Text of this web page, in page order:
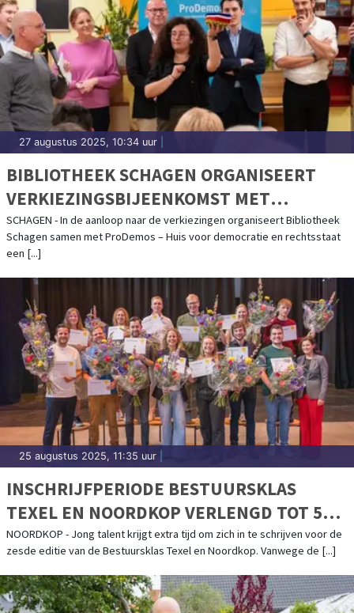
27 augustus 2025, 10:34 uur
BIBLIOTHEEK SCHAGEN ORGANISEERT
VERKIEZINGSBIJEENKOMST MET
PRODEMOS IN DE WEEK VAN LEZEN &
SCHRIJVEN
SCHAGEN - In de aanloop naar de verkiezingen organiseert Bibliotheek
Schagen samen met ProDemos – Huis voor democratie en rechtsstaat
een [...]
25 augustus 2025, 11:35 uur
INSCHRIJFPERIODE BESTUURSKLAS
TEXEL EN NOORDKOP VERLENGD TOT 5
SEPTEMBER
NOORDKOP - Jong talent krijgt extra tijd om zich in te schrijven voor de
zesde editie van de Bestuursklas Texel en Noordkop. Vanwege de [...]